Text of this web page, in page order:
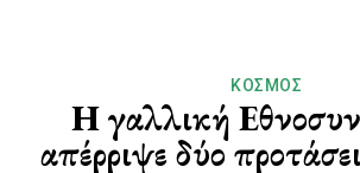
ΚΌΣΜΟΣ
Η γαλλική
απέρριψε δύο